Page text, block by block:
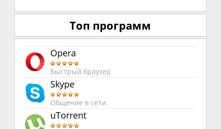
Топ программ
Opera
Быстрый браузер
Skype
Общение в сети
uTorrent